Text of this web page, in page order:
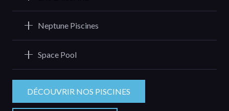
Neptune Piscines
Space Pool
DÉCOUVRIR NOS PISCINES